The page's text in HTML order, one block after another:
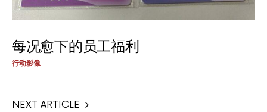
每况愈下的员工福利
行动影像
NEXT ARTICLE